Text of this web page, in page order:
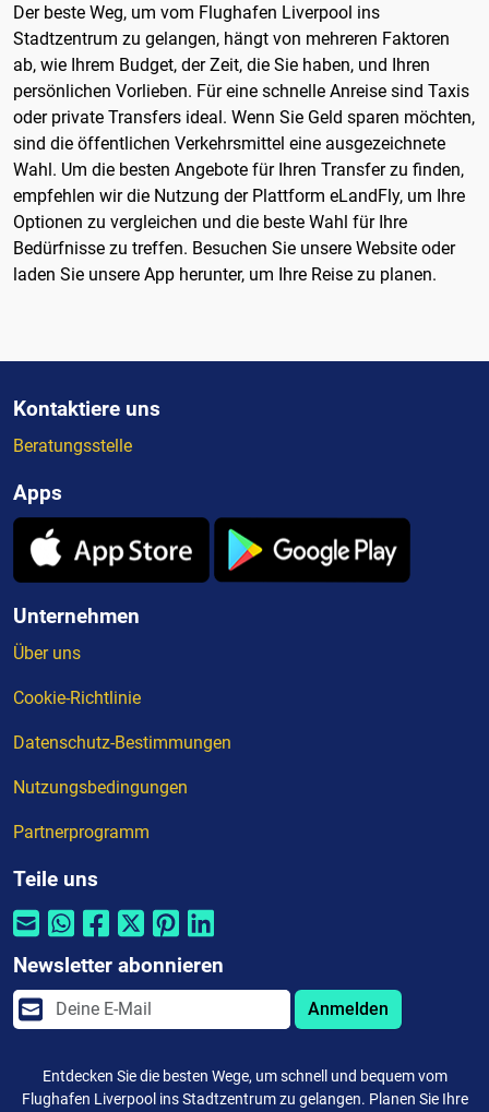
Der beste Weg, um vom Flughafen Liverpool ins
Stadtzentrum zu gelangen, hängt von mehreren Faktoren
ab, wie Ihrem Budget, der Zeit, die Sie haben, und Ihren
persönlichen Vorlieben. Für eine schnelle Anreise sind Taxis
oder private Transfers ideal. Wenn Sie Geld sparen möchten,
sind die öffentlichen Verkehrsmittel eine ausgezeichnete
Wahl. Um die besten Angebote für Ihren Transfer zu finden,
empfehlen wir die Nutzung der Plattform eLandFly, um Ihre
Optionen zu vergleichen und die beste Wahl für Ihre
Bedürfnisse zu treffen. Besuchen Sie unsere Website oder
laden Sie unsere App herunter, um Ihre Reise zu planen.
Kontaktiere uns
Beratungsstelle
Apps
Unternehmen
Über uns
Cookie-Richtlinie
Datenschutz-Bestimmungen
Nutzungsbedingungen
Partnerprogramm
Teile uns
Newsletter abonnieren
Anmelden
Entdecken Sie die besten Wege, um schnell und bequem vom
Flughafen Liverpool ins Stadtzentrum zu gelangen. Planen Sie Ihre